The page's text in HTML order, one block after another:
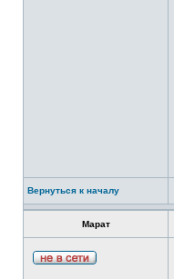
Вернуться к началу
Марат